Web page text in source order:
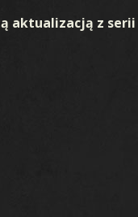
aktualizacją z